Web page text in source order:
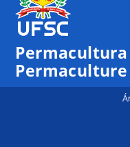
Permaculture